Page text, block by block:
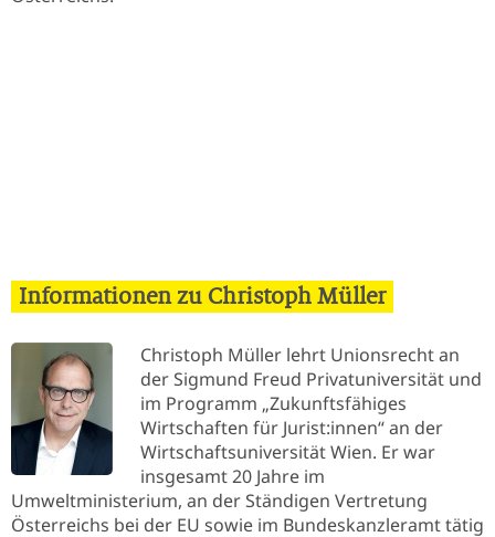
Informationen zu Christoph Müller
Christoph Müller lehrt Unionsrecht an
der Sigmund Freud Privatuniversität und
im Programm „Zukunftsfähiges
Wirtschaften für Jurist:innen“ an der
Wirtschaftsuniversität Wien. Er war
insgesamt 20 Jahre im
Umweltministerium, an der Ständigen Vertretung
Österreichs bei der EU sowie im Bundeskanzleramt tätig